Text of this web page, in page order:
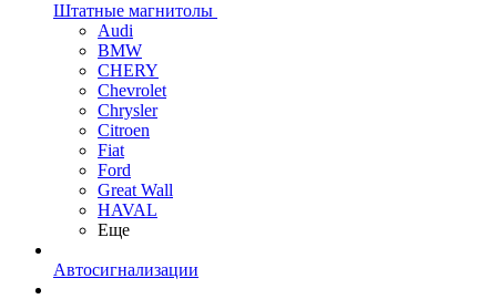
Штатные магнитолы
Audi
BMW
CHERY
Chevrolet
Chrysler
Citroen
Fiat
Ford
Great Wall
HAVAL
Еще
Автосигнализации